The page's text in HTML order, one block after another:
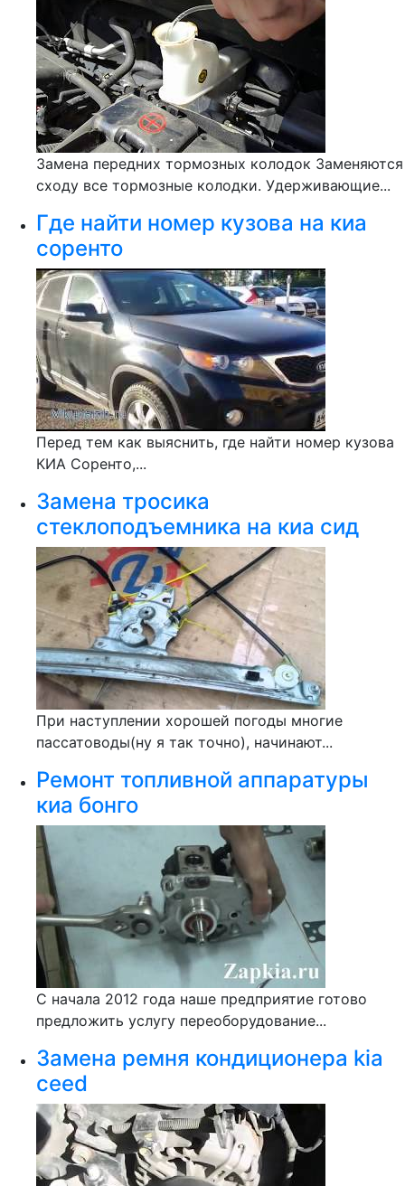
Замена передних тормозных колодок Заменяются
сходу все тормозные колодки. Удерживающие...
Где найти номер кузова на киа
соренто
Перед тем как выяснить, где найти номер кузова
КИА Соренто,...
Замена тросика
стеклоподъемника на киа сид
При наступлении хорошей погоды многие
пассатоводы(ну я так точно), начинают...
Ремонт топливной аппаратуры
киа бонго
С начала 2012 года наше предприятие готово
предложить услугу переоборудование...
Замена ремня кондиционера kia
ceed